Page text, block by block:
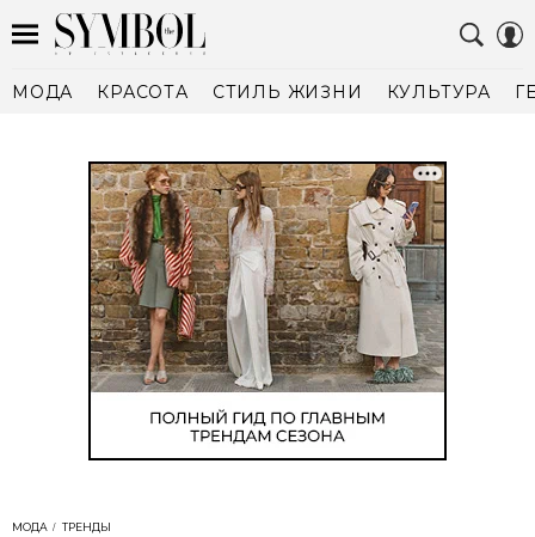
МОДА КРАСОТА СТИЛЬ ЖИЗНИ КУЛЬТУРА
МОДА
ТРЕНДЫ